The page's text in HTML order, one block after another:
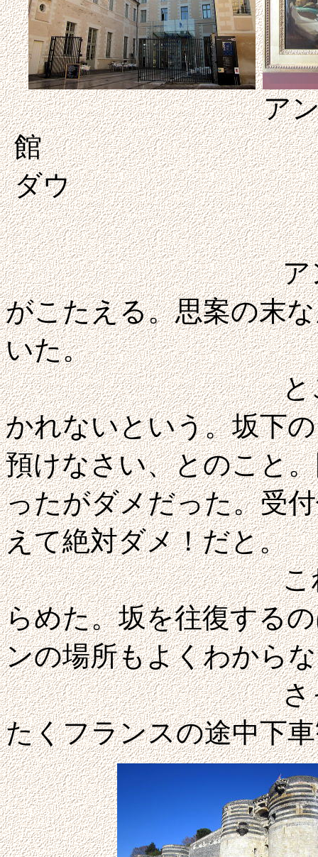
ア
館 ヘ
ダ
アンジェ城へ
がこたえる。思案の末
いた。
ところが、受
かれないという。坂下
預けなさい、とのこと
ったがダメだった。受
えて絶対ダメ！だと。
これでここを
らめた。坂を往復する
ンの場所もよくわから
さっさと駅へ
たくフランスの途中下